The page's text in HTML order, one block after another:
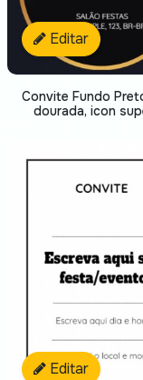
Editar
Convite Fundo
dourada, icon
Editar